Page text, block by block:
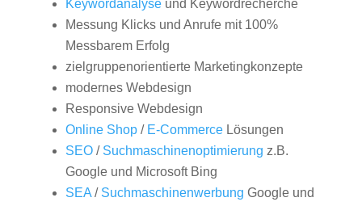
Keywordanalyseund Keywordrecherche
Messung Klicks und Anrufe mit 100%
Messbarem Erfolg
zielgruppenorientierte Marketingkonzepte
modernes Webdesign
Responsive Webdesign
Online Shop/ E-CommerceLösungen
SEO/ Suchmaschinenoptimierung z.B.
Google und Microsoft Bing
SEA/ Suchmaschinenwerbung Google und